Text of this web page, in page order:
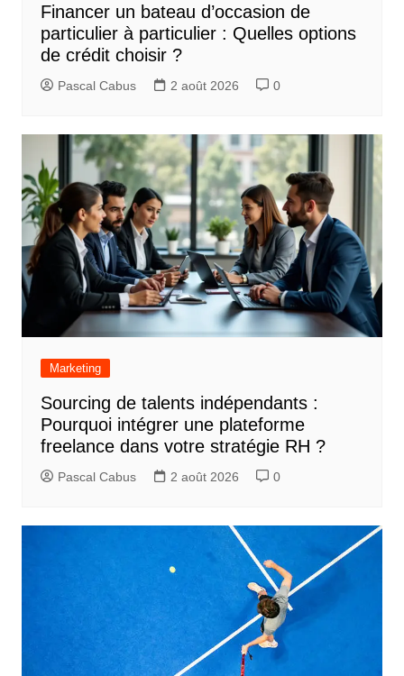
Financer un bateau d’occasion de
particulier à particulier : Quelles options
de crédit choisir ?
Pascal Cabus 2 août 2026 0
Marketing
Sourcing de talents indépendants :
Pourquoi intégrer une plateforme
freelance dans votre stratégie RH ?
Pascal Cabus 2 août 2026 0